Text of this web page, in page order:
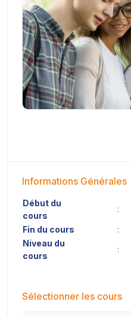
Informations Générales
Début du
cours
:
Fin du cours
:
Niveau du
cours
:
Sélectionner les cours